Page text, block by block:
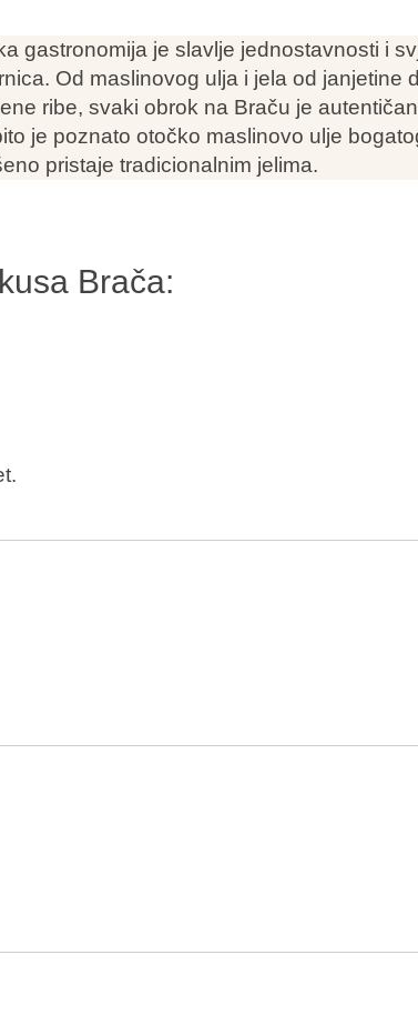
gastronomija je slavlje jednostavnosti i
Od maslinovog ulja i jela od janjetine
ribe, svaki obrok na Braču je
je poznato otočko maslinovo ulje
pristaje tradicionalnim jelima.
Brača: